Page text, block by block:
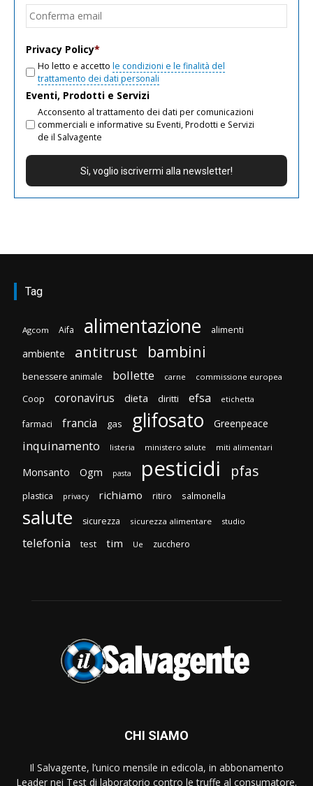
Privacy Policy*
Ho letto e accetto le condizioni e le finalità del
trattamento dei dati personali
Eventi, Prodotti e Servizi
Acconsento al trattamento dei dati per comunicazioni
commerciali e informative su Eventi, Prodotti e Servizi
de il Salvagente
Tag
Agcom Aifa alimentazione alimenti
ambiente antitrust bambini
benessere animale bollette carne commissione europea
Coop coronavirus dieta diritti efsa etichetta
farmaci francia gas glifosato Greenpeace
inquinamento listeria ministero salute miti alimentari
Monsanto Ogm pasta pesticidi pfas
plastica privacy richiamo ritiro salmonella
salute sicurezza sicurezza alimentare studio
telefonia test tim Ue zucchero
CHI SIAMO
Il Salvagente, l’unico mensile in edicola, in abbonamento
Leader nei Test di laboratorio contro le truffe al consumatore.